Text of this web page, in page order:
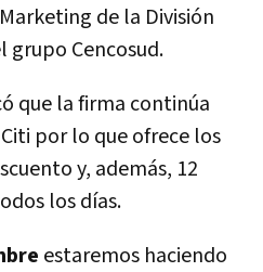
de la División
grupo Cencosud.
que la firma continúa
por lo que ofrece los
y, además, 12
los días.
estaremos haciendo